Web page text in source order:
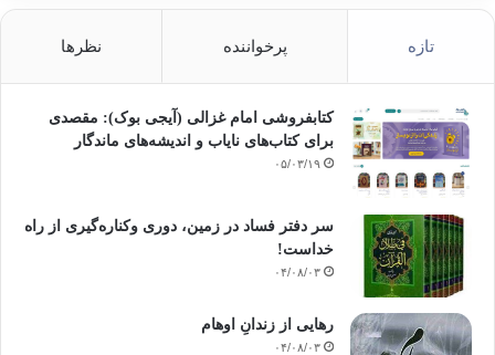
تازه پرخواننده نظرها
کتابفروشی امام غزالی (آیجی بوک): مقصدی
برای کتاب‌های نایاب و اندیشه‌های ماندگار
۰۵/۰۳/۱۹
سر دفتر فساد در زمین‌، دوری وکناره‌گیری از راه
خداست‌!
۰۴/۰۸/۰۳
رهایی از زندانِ اوهام
۰۴/۰۸/۰۳